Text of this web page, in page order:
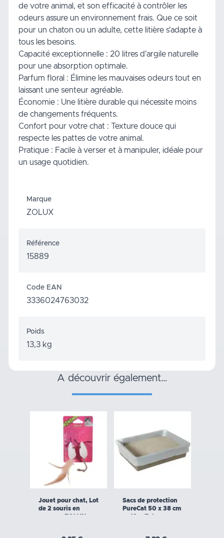
de votre animal, et son efficacité à contrôler les
odeurs assure un environnement frais. Que ce soit
pour un chaton ou un adulte, cette litière s'adapte à
tous les besoins.
Capacité exceptionnelle : 20 litres d'argile naturelle
pour une absorption optimale.
Parfum floral : Élimine les mauvaises odeurs tout en
laissant une senteur agréable.
Économie : Une litière durable qui nécessite moins
de changements fréquents.
Confort pour votre chat : Texture douce qui
respecte les pattes de votre animal.
Pratique : Facile à verser et à manipuler, idéale pour
un usage quotidien.
Marque
ZOLUX
Référence
15889
Code EAN
3336024763032
Poids
13,3 kg
a découvrir également…
Jouet pour chat, Lot
de 2 souris en
canvas - ZOLUX
Sacs de protection
PureCat 50 x 38 cm
(x 12) - Zolux